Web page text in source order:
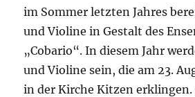
im Sommer letzten Jahres
und Violine in Gestalt des
„Cobario“. In diesem Jahr
und Violine sein, die am 23.
in der Kirche Kitzen